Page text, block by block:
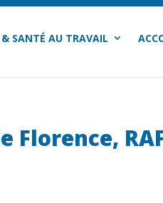
SANTÉ AU TRAVAIL
Florence,